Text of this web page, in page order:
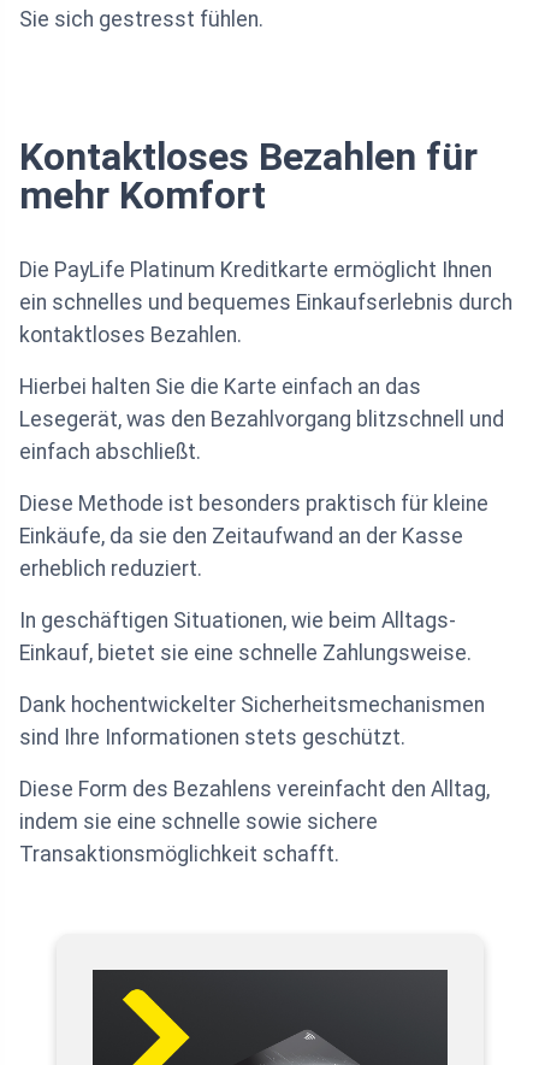
Sie sich gestresst fühlen.
Kontaktloses Bezahlen für
mehr Komfort
Die PayLife Platinum Kreditkarte ermöglicht Ihnen
ein schnelles und bequemes Einkaufserlebnis durch
kontaktloses Bezahlen.
Hierbei halten Sie die Karte einfach an das
Lesegerät, was den Bezahlvorgang blitzschnell und
einfach abschließt.
Diese Methode ist besonders praktisch für kleine
Einkäufe, da sie den Zeitaufwand an der Kasse
erheblich reduziert.
In geschäftigen Situationen, wie beim Alltags-
Einkauf, bietet sie eine schnelle Zahlungsweise.
Dank hochentwickelter Sicherheitsmechanismen
sind Ihre Informationen stets geschützt.
Diese Form des Bezahlens vereinfacht den Alltag,
indem sie eine schnelle sowie sichere
Transaktionsmöglichkeit schafft.